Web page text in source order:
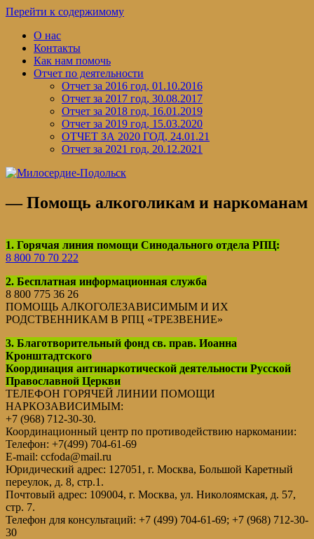
Перейти к содержимому
О нас
Контакты
Как нам помочь
Отчет по деятельности
Отчет за 2016 год, 01.10.2016
Отчет за 2017 год, 30.08.2017
Отчет за 2018 год, 16.01.2019
Отчет за 2019 год, 15.03.2020
ОТЧЕТ ЗА 2020 ГОД, 24.01.21
Отчет за 2021 год, 20.12.2021
—Помощь алкоголикам и наркоманам
1. Горячая линия помощи Синодального отдела РПЦ:
8 800 70 70 222
2. Бесплатная информационная служба
8 800 775 36 26
ПОМОЩЬ АЛКОГОЛЕЗАВИСИМЫМ И ИХ
РОДСТВЕННИКАМ В РПЦ «ТРЕЗВЕНИЕ»
3. Благотворительный фонд св. прав. Иоанна
Кронштадтского
Координация антинаркотической деятельности Русской
Православной Церкви
ТЕЛЕФОН ГОРЯЧЕЙ ЛИНИИ ПОМОЩИ
НАРКОЗАВИСИМЫМ:
+7 (968) 712-30-30.
Координационный центр по противодействию наркомании:
Телефон: +7(499) 704-61-69
E-mail: ccfoda@mail.ru
Юридический адрес: 127051, г. Москва, Большой Каретный
переулок, д. 8, стр.1.
Почтовый адрес: 109004, г. Москва, ул. Николоямская, д. 57,
стр. 7.
Телефон для консультаций: +7 (499) 704-61-69; +7 (968) 712-30-
30